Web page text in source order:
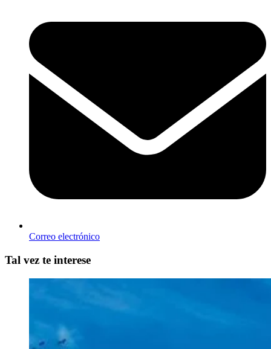
Correo electrónico
Tal vez te interese